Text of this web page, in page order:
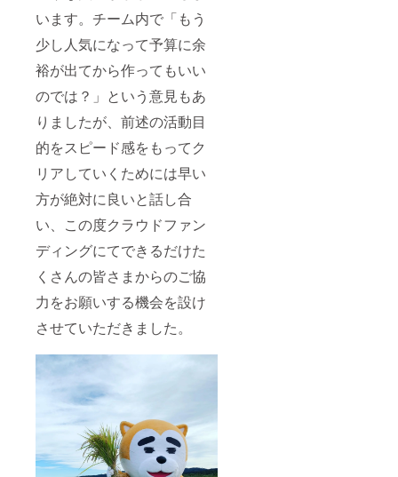
います。チーム内で「もう
少し人気になって予算に余
裕が出てから作ってもいい
のでは？」という意見もあ
りましたが、前述の活動目
的をスピード感をもってク
リアしていくためには早い
方が絶対に良いと話し合
い、この度クラウドファン
ディングにてできるだけた
くさんの皆さまからのご協
力をお願いする機会を設け
させていただきました。